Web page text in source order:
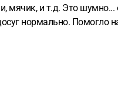
мячик, и т.д. Это
нормально. Помогло
Может есть юристы